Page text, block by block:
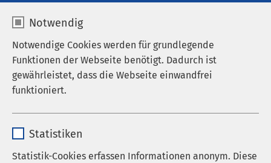
Notwendig
Notwendige Cookies werden für grundlegende
Funktionen der Webseite benötigt. Dadurch ist
gewährleistet, dass die Webseite einwandfrei
funktioniert.
Anbieter sgalinski
Statistiken
Statistik-Cookies erfassen Informationen anonym. Diese
Impressum
AMEOS Krankenhausgesellschaft Niedersachsen
mbH
Goslarsche Landstraße 60
D-31135 Hildesheim
Tel.: +49 5121 103 1